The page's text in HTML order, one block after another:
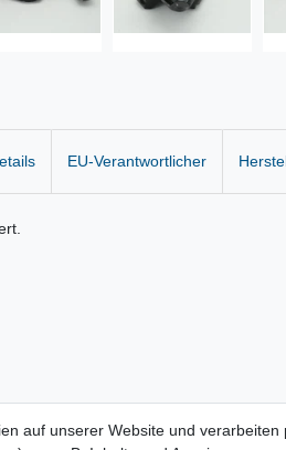
EU-Verantwortlicher
auf unserer Website und